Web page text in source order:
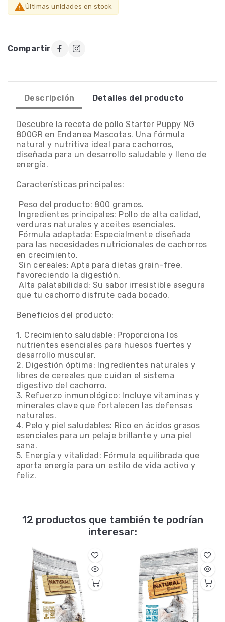
Últimas unidades en stock
Compartir
Descripción Detalles del producto
Descubre la receta de pollo Starter Puppy NG
800GR en Endanea Mascotas. Una fórmula
natural y nutritiva ideal para cachorros,
diseñada para un desarrollo saludable y lleno de
energía.
Características principales:
 Peso del producto: 800 gramos.
 Ingredientes principales: Pollo de alta calidad,
verduras naturales y aceites esenciales.
 Fórmula adaptada: Especialmente diseñada
para las necesidades nutricionales de cachorros
en crecimiento.
 Sin cereales: Apta para dietas grain-free,
favoreciendo la digestión.
 Alta palatabilidad: Su sabor irresistible asegura
que tu cachorro disfrute cada bocado.
Beneficios del producto:
1. Crecimiento saludable: Proporciona los
nutrientes esenciales para huesos fuertes y
desarrollo muscular.
2. Digestión óptima: Ingredientes naturales y
libres de cereales que cuidan el sistema
digestivo del cachorro.
3. Refuerzo inmunológico: Incluye vitaminas y
minerales clave que fortalecen las defensas
naturales.
4. Pelo y piel saludables: Rico en ácidos grasos
esenciales para un pelaje brillante y una piel
sana.
5. Energía y vitalidad: Fórmula equilibrada que
aporta energía para un estilo de vida activo y
feliz.
12 productos que también te podrían
interesar: